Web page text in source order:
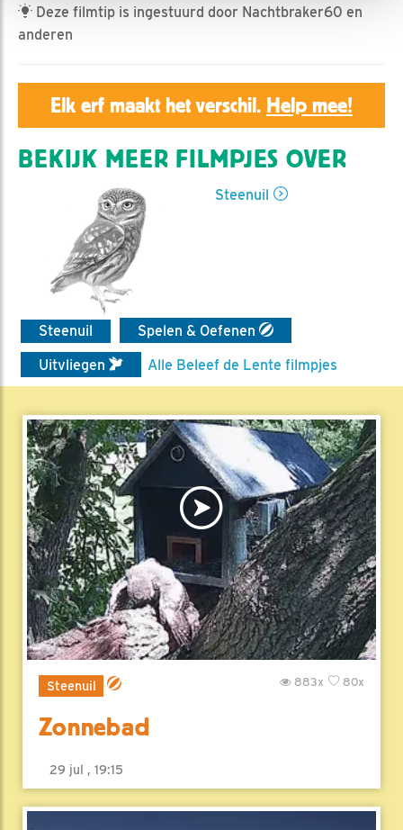
Deze filmtip is ingestuurd door Nachtbraker60 en
anderen
Elk erf maakt het verschil. Help mee!
BEKIJK MEER FILMPJES OVER
Steenuil
Steenuil
Spelen & Oefenen
Uitvliegen
Alle Beleef de Lente filmpjes
Steenuil 80x
883x
Zonnebad
29 jul , 19:15